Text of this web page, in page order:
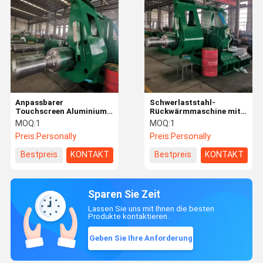
Anpassbarer
Touchscreen Aluminium-
Stahl-Rekoller zur
Abweichungskorrektur
MOQ:1
Preis:Personally
Bestpreis
KONTAKT
Schwerlaststahl-
Rückwärmmaschine mit
Touchscreen-Steuerung
MOQ:1
Preis:Personally
Bestpreis
KONTAKT
Sparen Sie Zeit
Lassen Sie uns mit Ihnen die besten
Produkte kontaktieren.
Geben Sie Ihre Anforderung